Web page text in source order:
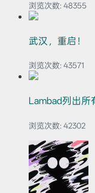
浏览次数: 48355
武汉，重启！
浏览次数: 43571
Lambad列出所
浏览次数: 42302